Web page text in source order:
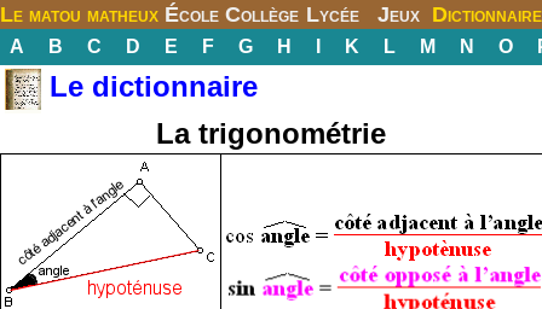
Le matou matheux École Collège Lycée Jeux Dictionnaire
A B C D E F G H K L M N O
Le dictionnaire
La trigonométrie